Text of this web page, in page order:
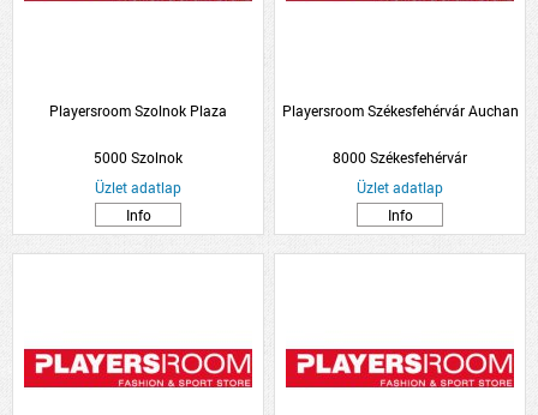
Playersroom Szolnok Plaza
5000 Szolnok
Üzlet adatlap
Info
Playersroom Székesfehérvár Auchan
8000 Székesfehérvár
Üzlet adatlap
Info